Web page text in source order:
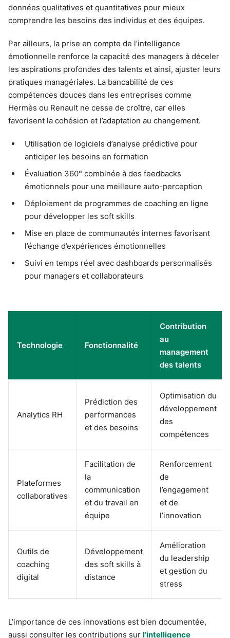
données qualitatives et quantitatives pour mieux
comprendre les besoins des individus et des équipes.
Par ailleurs, la prise en compte de l’intelligence
émotionnelle renforce la capacité des managers à déceler
les aspirations profondes des talents et ainsi, ajuster leurs
pratiques managériales. La bancabilité de ces
compétences douces dans les entreprises comme
Hermès ou Renault ne cesse de croître, car elles
favorisent la cohésion et l’adaptation au changement.
Utilisation de logiciels d’analyse prédictive pour
anticiper les besoins en formation
Évaluation 360° combinée à des feedbacks
émotionnels pour une meilleure auto-perception
Déploiement de programmes de coaching en ligne
pour développer les soft skills
Mise en place de communautés internes favorisant
l’échange d’expériences émotionnelles
Suivi en temps réel avec dashboards personnalisés
pour managers et collaborateurs
Technologie Fonctionnalité
Contribution
au
management
des talents
Analytics RH
Prédiction des
performances
et des besoins
Optimisation du
développement
des
compétences
Plateformes
collaboratives
Facilitation de
la
communication
et du travail en
équipe
Renforcement
de
l’engagement
et de
l’innovation
Outils de
coaching
digital
Développement
des soft skills à
distance
Amélioration
du leadership
et gestion du
stress
L’importance de ces innovations est bien documentée,
aussi consulter les contributions sur l’intelligence